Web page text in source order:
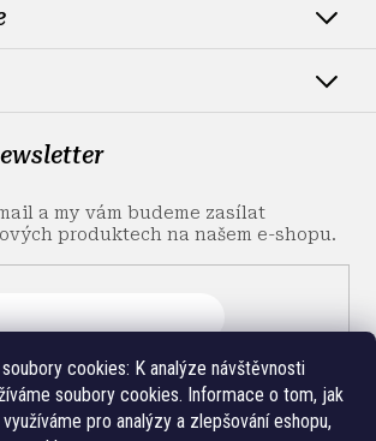
cookies: K analýze návštěvnosti
soubory cookies. Informace o tom, jak
pro analýzy a zlepšování eshopu,
a my vám budeme zasílat
produktech na našem e-shopu.